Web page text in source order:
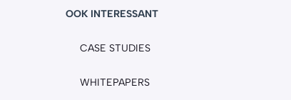
OOK INTERESSANT
CASE STUDIES
WHITEPAPERS